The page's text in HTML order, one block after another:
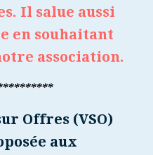
Il salue aussi
en souhaitant
association.
Offres (VSO)
aux